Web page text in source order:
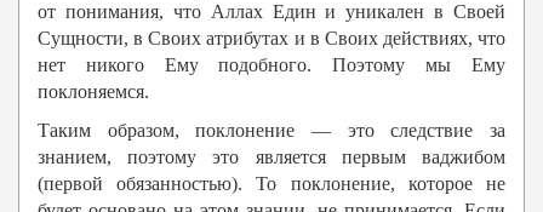
от понимания, что Аллах Един и уникален в Своей
Сущности, в Своих атрибутах и в Своих действиях, что
нет никого Ему подобного. Поэтому мы Ему
поклоняемся.
Таким образом, поклонение — это следствие за
знанием, поэтому это является первым ваджибом
(первой обязанностью). То поклонение, которое не